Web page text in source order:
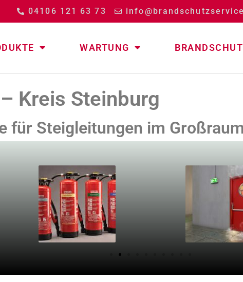
04106 121 63 73
WARTUNG
Kreis Steinburg
für Steigleitungen im